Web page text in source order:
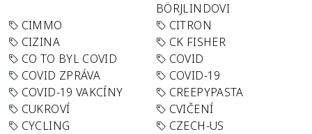
BÖRJLINDOVI
CIMMO
CITRON
CIZINA
CK FISHER
CO TO BYL COVID
COVID
COVID ZPRÁVA
COVID-19
COVID-19 VAKCÍNY
CREEPYPASTA
CUKROVÍ
CVIČENÍ
CYCLING
CZECH-US